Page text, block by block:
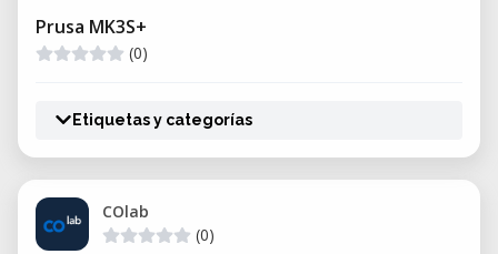
Prusa MK3S+
(0)
Etiquetas y categorías
COlab
(0)